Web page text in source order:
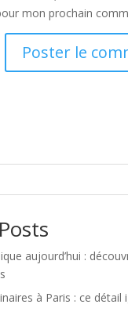
mon prochain
aujourd’hui :
à Paris : ce détail